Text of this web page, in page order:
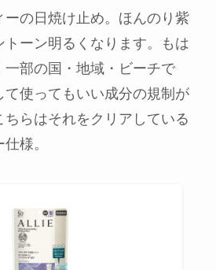
の日焼け止め。ほんのり紫
ーン明るくなります。もは
部の国・地域・ビーチで
て使ってもいい成分の規制が
らはそれをクリアしている
様。